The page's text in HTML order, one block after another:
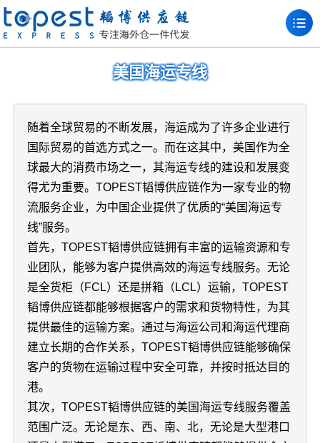
美国海运专线
随着全球贸易的不断发展，海运成为了许多企业进行
国际贸易的首选方式之一。而在这其中，美国作为全
球最大的消费市场之一，其海运专线的建设和发展变
得尤为重要。TOPEST韬博供应链作为一家专业的物
流服务企业，为中国企业提供了优质的“美国海运专
线”服务。
首先，TOPEST韬博供应链拥有丰富的运输资源和专
业团队，能够为客户提供高效的海运专线服务。无论
是全货柜（FCL）还是拼箱（LCL）运输，TOPEST
韬博供应链都能够根据客户的需求和货物特性，为其
提供最佳的运输方案。通过与海运公司和海运代理商
建立长期的合作关系，TOPEST韬博供应链能够确保
客户的货物在运输过程中安全可靠，并按时抵达目的
港。
其次，TOPEST韬博供应链的美国海运专线服务覆盖
范围广泛。无论是东、西、南、北，无论是大型港口